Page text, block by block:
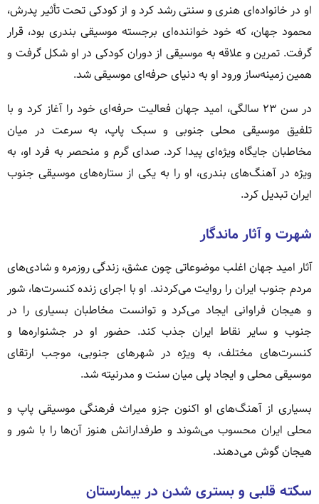
او در خانواده‌ای هنری و سنتی رشد کرد و از کودکی تحت تأثیر پدرش،
محمود جهان، که خود خواننده‌ای برجسته موسیقی بندری بود، قرار
گرفت. تمرین و علاقه به موسیقی از دوران کودکی در او شکل گرفت و
همین زمینه‌ساز ورود او به دنیای حرفه‌ای موسیقی شد.
در سن ۲۳ سالگی، امید جهان فعالیت حرفه‌ای خود را آغاز کرد و با
تلفیق موسیقی محلی جنوبی و سبک پاپ، به سرعت در میان
مخاطبان جایگاه ویژه‌ای پیدا کرد. صدای گرم و منحصر به فرد او، به
ویژه در آهنگ‌های بندری، او را به یکی از ستاره‌های موسیقی جنوب
ایران تبدیل کرد.
شهرت و آثار ماندگار
آثار امید جهان اغلب موضوعاتی چون عشق، زندگی روزمره و شادی‌های
مردم جنوب ایران را روایت می‌کردند. او با اجرای زنده کنسرت‌ها، شور
و هیجان فراوانی ایجاد می‌کرد و توانست مخاطبان بسیاری را در
جنوب و سایر نقاط ایران جذب کند. حضور او در جشنواره‌ها و
کنسرت‌های مختلف، به ویژه در شهرهای جنوبی، موجب ارتقای
موسیقی محلی و ایجاد پلی میان سنت و مدرنیته شد.
بسیاری از آهنگ‌های او اکنون جزو میراث فرهنگی موسیقی پاپ و
محلی ایران محسوب می‌شوند و طرفدارانش هنوز آن‌ها را با شور و
هیجان گوش می‌دهند.
سکته قلبی و بستری شدن در بیمارستان